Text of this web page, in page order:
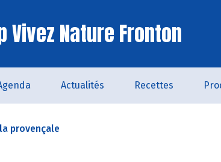
Vivez Nature Fronton
Actualités Recettes
provençale